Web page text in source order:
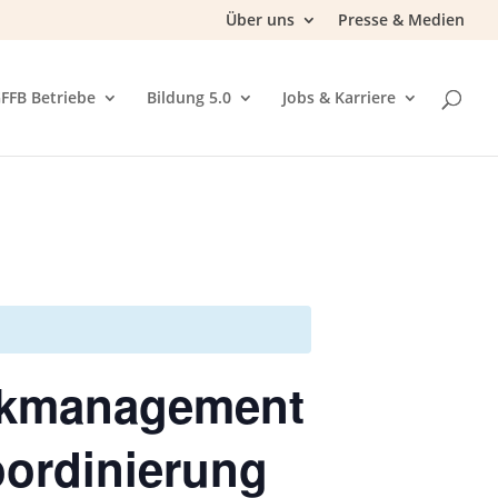
Über uns Presse & Medien
Betriebe Bildung 5.0 Jobs & Karriere